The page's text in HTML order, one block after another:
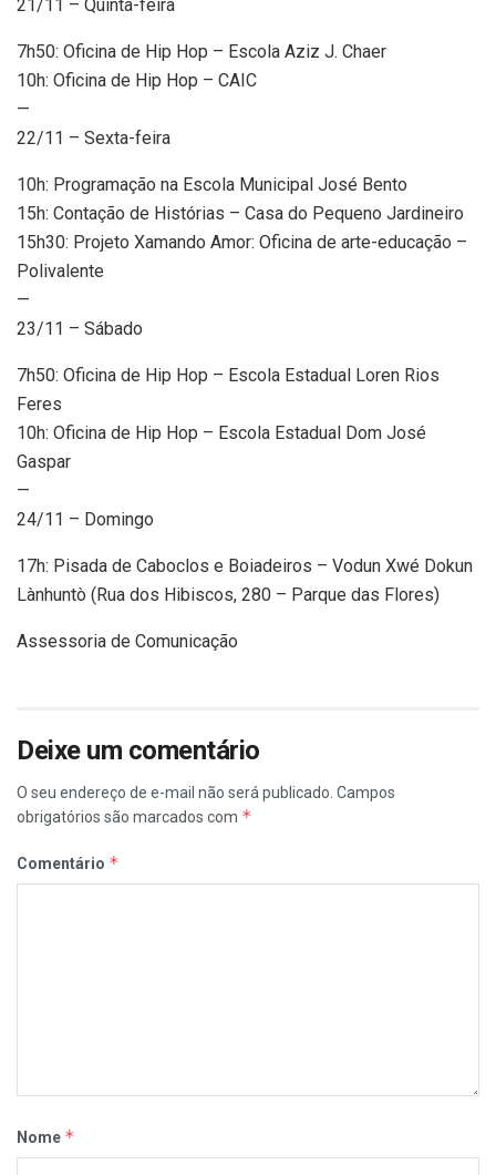
21/11 – Quinta-feira
7h50: Oficina de Hip Hop – Escola Aziz J. Chaer
10h: Oficina de Hip Hop – CAIC
—
22/11 – Sexta-feira
10h: Programação na Escola Municipal José Bento
15h: Contação de Histórias – Casa do Pequeno Jardineiro
15h30: Projeto Xamando Amor: Oficina de arte-educação –
Polivalente
—
23/11 – Sábado
7h50: Oficina de Hip Hop – Escola Estadual Loren Rios
Feres
10h: Oficina de Hip Hop – Escola Estadual Dom José
Gaspar
—
24/11 – Domingo
17h: Pisada de Caboclos e Boiadeiros – Vodun Xwé Dokun
Lànhuntò (Rua dos Hibiscos, 280 – Parque das Flores)
Assessoria de Comunicação
Deixe um comentário
O seu endereço de e-mail não será publicado. Campos
obrigatórios são marcados com *
Comentário *
Nome *